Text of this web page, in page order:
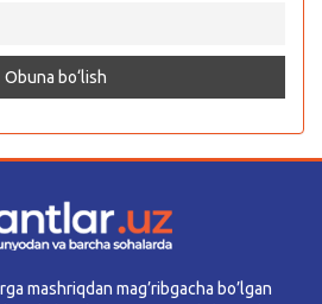
mashriqdan mag’ribgacha bo’lgan